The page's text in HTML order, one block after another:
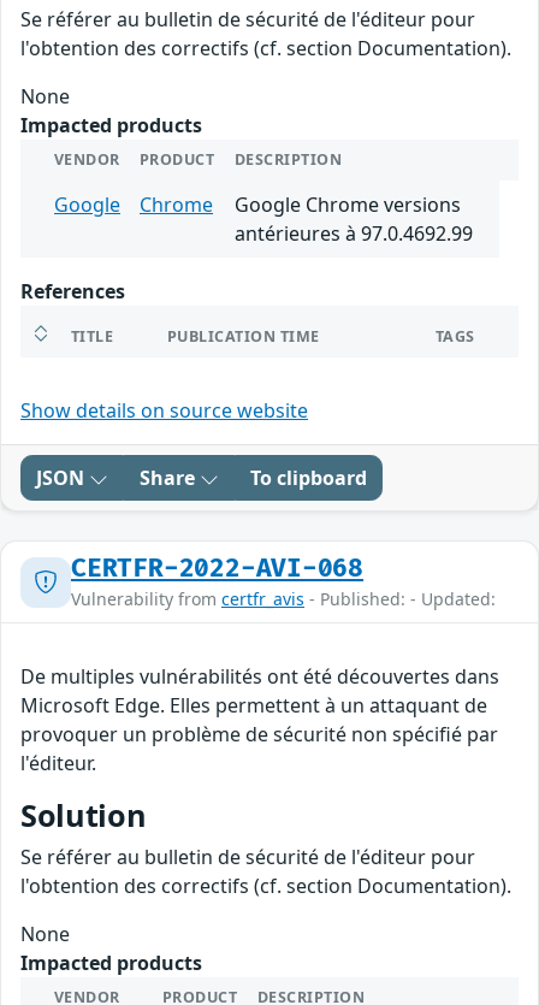
Se référer au bulletin de sécurité de l'éditeur pour
l'obtention des correctifs (cf. section Documentation).
None
Impacted products
VENDOR PRODUCT DESCRIPTION
Google Chrome
Google Chrome versions
antérieures à 97.0.4692.99
References
TITLE PUBLICATION TIME TAGS
Show details on source website
JSON Share To clipboard
CERTFR-2022-AVI-068
Vulnerability from certfr_avis - Published: - Updated:
De multiples vulnérabilités ont été découvertes dans
Microsoft Edge. Elles permettent à un attaquant de
provoquer un problème de sécurité non spécifié par
l'éditeur.
Solution
Se référer au bulletin de sécurité de l'éditeur pour
l'obtention des correctifs (cf. section Documentation).
None
Impacted products
VENDOR PRODUCT DESCRIPTION